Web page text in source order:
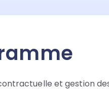
et gestion